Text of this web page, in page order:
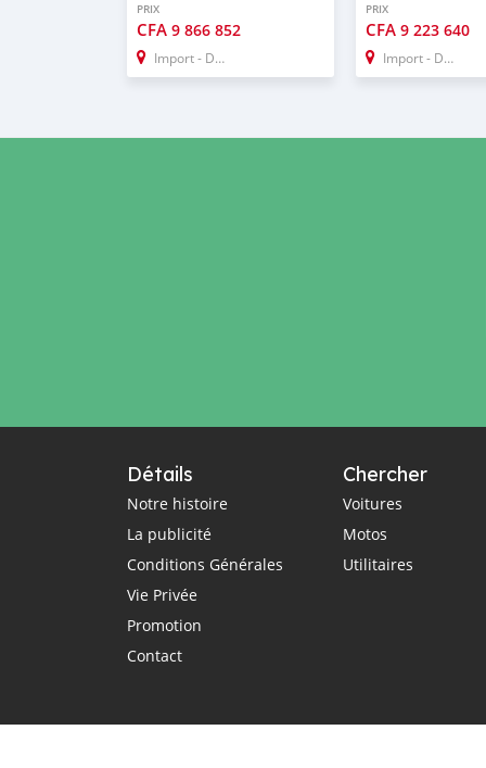
PRIX
CFA 9 866 852
Import - Dubai
PRIX
CFA9 223 640
Import - Dubai
Détails
Notre histoire
La publicité
Conditions Générales
Vie Privée
Promotion
Contact
Chercher
Voitures
Motos
Utilitaires